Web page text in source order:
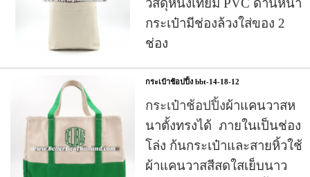
วัสดุหนังเทียม PVC ด้านหน้า
กระเป๋ามีช่องล้วงใส่ของ 2
ช่อง
กระเป๋าช้อปปิ้ง bbt-14-18-12
กระเป๋าช้อปปิ้งผ้าแคนวาสห
นาตั้งทรงได้ ภายในเป็นช่อง
โล่ง ก้นกระเป๋าและสายหิ้วใช้
ผ้าแคนวาสสีสดใสเย็บนาว